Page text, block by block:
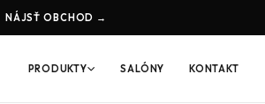
NÁJSŤ OBCHOD →
PRODUKTY SALÓNY KONTAKT